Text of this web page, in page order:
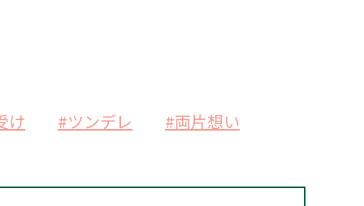
け #ツンデレ #両片想い